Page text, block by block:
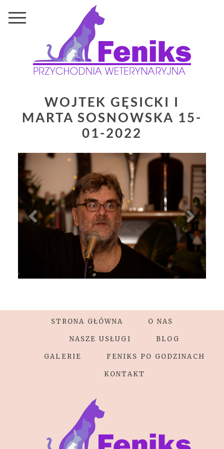
WOJTEK GĘSICKI I
MARTA SOSNOWSKA 15-
01-2022
STRONA GŁÓWNA O NAS
NASZE USŁUGI BLOG
GALERIE FENIKS PO GODZINACH
KONTAKT